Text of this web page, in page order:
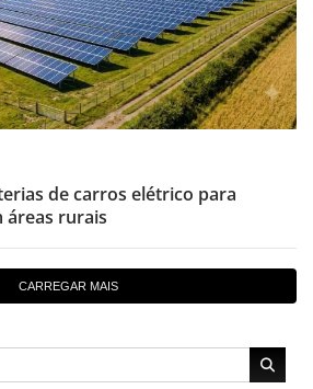
de carros elétrico para
áreas rurais
CARREGAR MAIS